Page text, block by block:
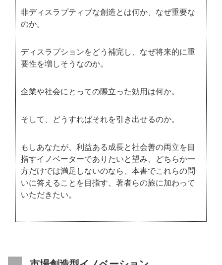
非ディスラプティブな創造とは何か、なぜ重要な
のか。
ディスラプションをどう補完し、なぜ将来的に重
要性を増しそうなのか。
企業や社会にとっての際立った効用は何か。
そして、どうすればそれを引き出せるのか。
もしあなたが、利益ある成長と社会善の両立を目
指すイノベーターでありたいと望み、どちらか一
方だけでは満足しないのなら、本書でこれらの問
いに答えることを目指す、著者らの旅に加わって
いただきたい。